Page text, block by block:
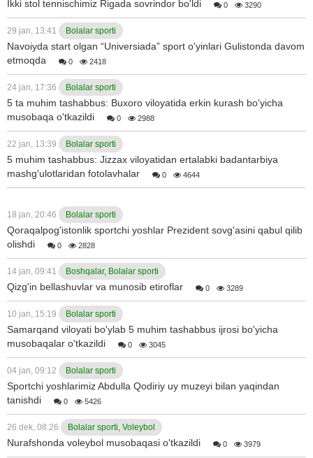
Ikki stol tennischimiz Rigada sovrindor bo'ldi 0 3290
29 jan, 13:41 Bolalar sporti
Navoiyda start olgan “Universiada” sport o'yinlari Gulistonda davom
etmoqda
0 2418
24 jan, 17:36 Bolalar sporti
5 ta muhim tashabbus: Buxoro viloyatida erkin kurash bo'yicha
musobaqa o'tkazildi
0 2988
22 jan, 13:39 Bolalar sporti
5 muhim tashabbus: Jizzax viloyatidan ertalabki badantarbiya
mashg'ulotlaridan fotolavhalar
0 4644
18 jan, 20:46 Bolalar sporti
Qoraqalpog'istonlik sportchi yoshlar Prezident sovg'asini qabul qilib
olishdi
0 2828
14 jan, 09:41 Boshqalar, Bolalar sporti
Qizg'in bellashuvlar va munosib etiroflar 0 3289
10 jan, 15:19 Bolalar sporti
Samarqand viloyati bo'ylab 5 muhim tashabbus ijrosi bo'yicha
musobaqalar o'tkazildi
0 3045
04 jan, 09:12 Bolalar sporti
Sportchi yoshlarimiz Abdulla Qodiriy uy muzeyi bilan yaqindan
tanishdi
0 5426
26 dek, 08:26 Bolalar sporti, Voleybol
Nurafshonda voleybol musobaqasi o'tkazildi 0 3979